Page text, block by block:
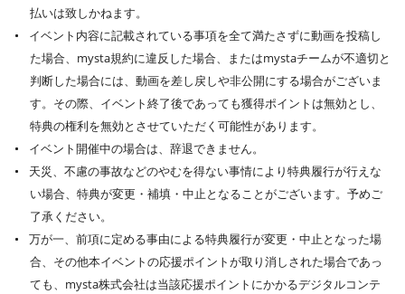
払いは致しかねます。
イベント内容に記載されている事項を全て満たさずに動画を投稿し
た場合、mysta規約に違反した場合、またはmystaチームが不適切と
判断した場合には、動画を差し戻しや非公開にする場合がございま
す。その際、イベント終了後であっても獲得ポイントは無効とし、
特典の権利を無効とさせていただく可能性があります。
イベント開催中の場合は、辞退できません。
天災、不慮の事故などのやむを得ない事情により特典履行が行えな
い場合、特典が変更・補填・中止となることがございます。予めご
了承ください。
万が一、前項に定める事由による特典履行が変更・中止となった場
合、その他本イベントの応援ポイントが取り消しされた場合であっ
ても、mysta株式会社は当該応援ポイントにかかるデジタルコンテ